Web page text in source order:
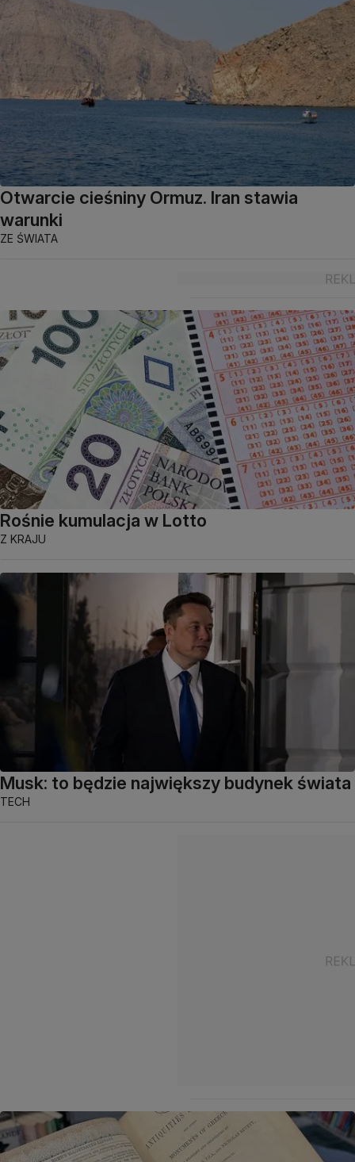
Otwarcie cieśniny Ormuz. Iran stawia
warunki
ZE ŚWIATA
Rośnie kumulacja w Lotto
Z KRAJU
Musk: to będzie największy budynek świata
TECH